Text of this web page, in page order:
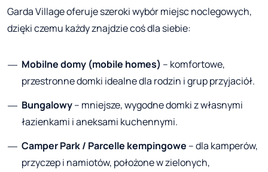
Garda Village oferuje szeroki wybór miejsc noclegowych,
dzięki czemu każdy znajdzie coś dla siebie:
Mobilne domy (mobile homes) – komfortowe,
przestronne domki idealne dla rodzin i grup przyjaciół.
Bungalowy– mniejsze, wygodne domki z własnymi
łazienkami i aneksami kuchennymi.
Camper Park / Parcelle kempingowe – dla kamperów,
przyczep i namiotów, położone w zielonych,